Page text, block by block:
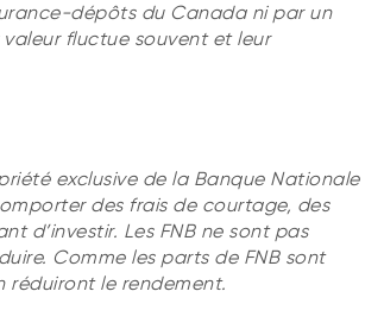
dépôts du Canada ni par un
fluctue souvent et leur
exclusive de la Banque Nationale
des frais de courtage, des
d’investir. Les FNB ne sont pas
Comme les parts de FNB sont
réduiront le rendement.